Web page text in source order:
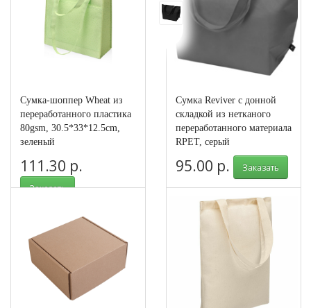
Сумка-шоппер Wheat из
переработанного пластика
80gsm, 30.5*33*12.5cm,
зеленый
111.30 р.
Заказать
Сумка Reviver с донной
складкой из нетканого
переработанного материала
RPET, серый
95.00 р. Заказать
Арт.: 590817